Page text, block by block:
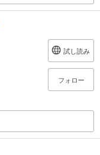
試し読み
フォロー